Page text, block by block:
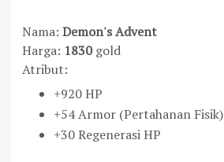
Nama: Demon's Advent
Harga: 1830gold
Atribut:
+920 HP
+54 Armor (Pertahanan Fisik)
+30 Regenerasi HP